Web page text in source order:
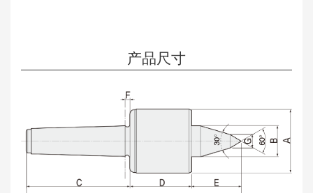
产品尺寸